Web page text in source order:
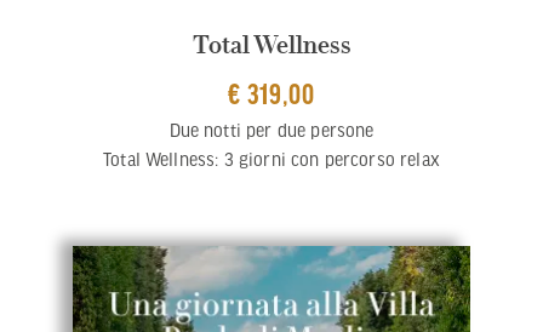
Total Wellness
€ 319,00
Due notti per due persone
Total Wellness: 3 giorni con percorso relax